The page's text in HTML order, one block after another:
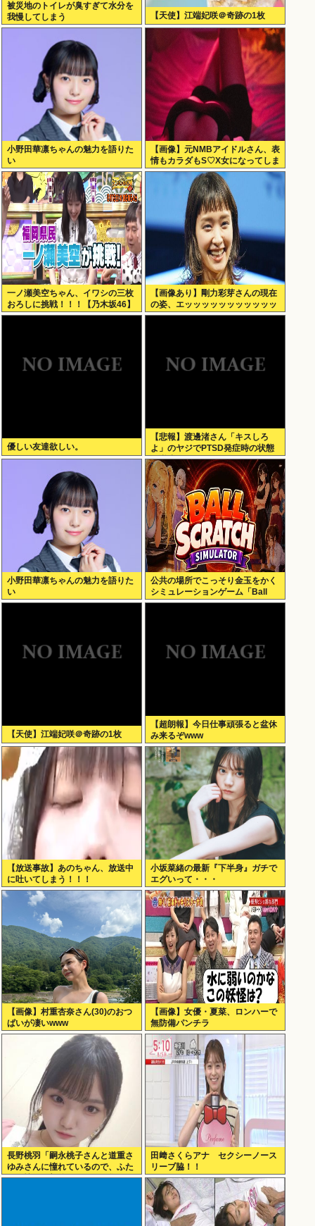
被災地のトイレが臭すぎて水分を
我慢してしまう
【天使】江端妃咲＠奇跡の1枚
小野田華凛ちゃんの魅力を語りた
い
【画像】元NMBアイドルさん、表
情もカラダもS♡X女になってしま
うｗｗｗ
一ノ瀬美空ちゃん、イワシの三枚
おろしに挑戦！！！【乃木坂46】
【画像あり】剛力彩芽さんの現在
の姿、エッッッッッッッッッッッ
ッ！
優しい友達欲しい。
【悲報】渡邊渚さん「キスしろ
よ」のヤジでPTSD発症時の状態
に逆戻り
小野田華凛ちゃんの魅力を語りた
い
公共の場所でこっそり金玉をかく
シミュレーションゲーム「Ball
Scratch Simulator」がSteamで
【天使】江端妃咲＠奇跡の1枚
【超朗報】今日仕事頑張ると盆休
み来るぞwww
【放送事故】あのちゃん、放送中
に吐いてしまう！！！
小坂菜緒の最新『下半身』ガチで
エグいって・・・
【画像】村重杏奈さん(30)のおつ
ぱいが凄いwww
【画像】女優・夏菜、ロンハーで
無防備パンチラ
長野桃羽「嗣永桃子さんと道重さ
ゆみさんに憧れているので、ふた
りの憧れの部分をぎゅっと集めた
田﨑さくらアナ セクシーノース
リーブ脇！！